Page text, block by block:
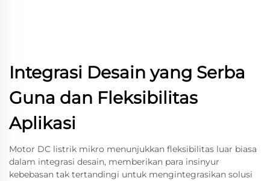
Integrasi Desain yang Serba
Guna dan Fleksibilitas
Aplikasi
Motor DC listrik mikro menunjukkan fleksibilitas luar biasa
dalam integrasi desain, memberikan para insinyur
kebebasan tak tertandingi untuk mengintegrasikan solusi